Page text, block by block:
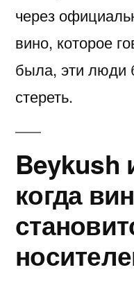
через
вино, которое
была, эти люди
стереть.
Beykush
когда